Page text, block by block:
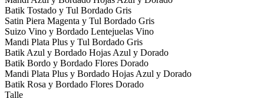
Batik Tostado y Tul Bordado Gris
Satin Piera Magenta y Tul Bordado Gris
Suizo Vino y Bordado Lentejuelas Vino
Mandi Plata Plus y Tul Bordado Gris
Batik Azul y Bordado Hojas Azul y Dorado
Batik Bordo y Bordado Flores Dorado
Mandi Plata Plus y Bordado Hojas Azul y Dorado
Batik Rosa y Bordado Flores Dorado
Talle